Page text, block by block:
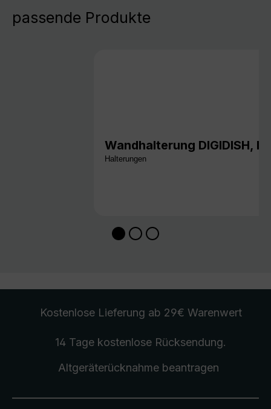
passende Produkte
Wandhalterung DIGIDISH,
Halterungen
Kostenlose Lieferung ab 29€ Warenwert
14 Tage kostenlose Rücksendung.
Altgeräterücknahmebeantragen